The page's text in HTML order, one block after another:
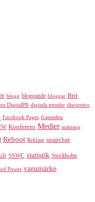
blogg bloggande bloggar Brit
DigitalPR digitala trender disruptive
Facebook Pages framtiden
Konferens Medier mätning
Reboot Reklam snapchat
SSWC statistik Stockholm
Power varumärke